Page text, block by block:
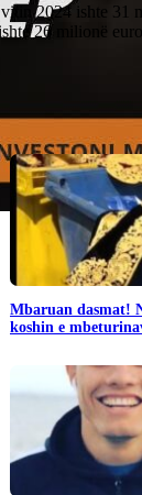
2024 ishte 31
26 milionë
Mbaruan dasmat!
koshin e